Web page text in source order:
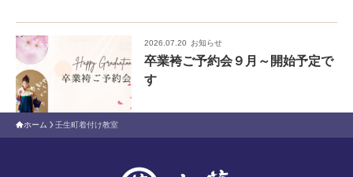
卒業袴ご予約会９月～開始予定で
す
2026.07.20 お知らせ
ホーム 壬生町着付け教室